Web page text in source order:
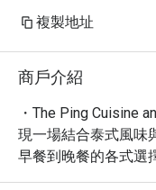
複製地址
商戶介紹
・The Ping Cuisine
現一場結合泰式風味
早餐到晚餐的各式選
受美食的理想場所，